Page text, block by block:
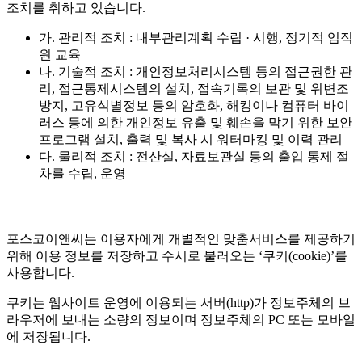
조치를 취하고 있습니다.
가. 관리적 조치 : 내부관리계획 수립 · 시행, 정기적 임직
원 교육
나. 기술적 조치 : 개인정보처리시스템 등의 접근권한 관
리, 접근통제시스템의 설치, 접속기록의 보관 및 위변조
방지, 고유식별정보 등의 암호화, 해킹이나 컴퓨터 바이
러스 등에 의한 개인정보 유출 및 훼손을 막기 위한 보안
프로그램 설치, 출력 및 복사 시 워터마킹 및 이력 관리
다. 물리적 조치 : 전산실, 자료보관실 등의 출입 통제 절
차를 수립, 운영
포스코이앤씨는 이용자에게 개별적인 맞춤서비스를 제공하기
위해 이용 정보를 저장하고 수시로 불러오는 ‘쿠키(cookie)’를
사용합니다.
쿠키는 웹사이트 운영에 이용되는 서버(http)가 정보주체의 브
라우저에 보내는 소량의 정보이며 정보주체의 PC 또는 모바일
에 저장됩니다.